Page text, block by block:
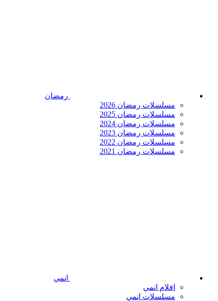
رمضان
مسلسلات رمضان 2026
مسلسلات رمضان 2025
مسلسلات رمضان 2024
مسلسلات رمضان 2023
مسلسلات رمضان 2022
مسلسلات رمضان 2021
انمي
افلام انمي
مسلسلات انمي